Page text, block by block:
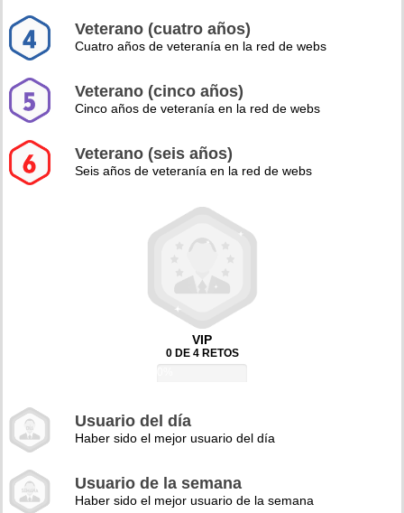
Veterano (cuatro años)
Cuatro años de veteranía en la red de webs
Veterano (cinco años)
Cinco años de veteranía en la red de webs
Veterano (seis años)
Seis años de veteranía en la red de webs
VIP
0 DE 4 RETOS
Usuario del día
Haber sido el mejor usuario del día
Usuario de la semana
Haber sido el mejor usuario de la semana